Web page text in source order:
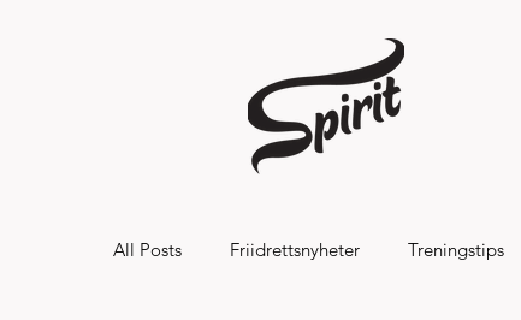
All Posts Friidrettsnyheter Treningstips